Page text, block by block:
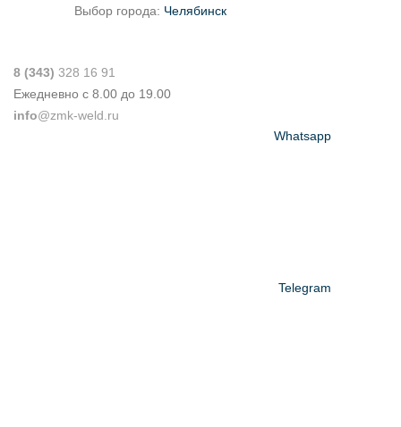
Выбор города: Челябинск
8 (343) 328 16 91
Ежедневно с 8.00 до 19.00
info@zmk-weld.ru
Whatsapp
Telegram